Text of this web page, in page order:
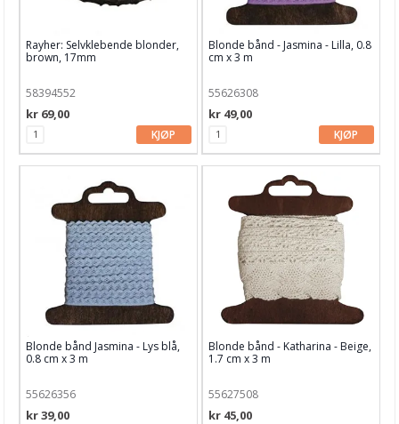
Rayher: Selvklebende blonder,
brown, 17mm
58394552
kr 69,00
KJØP
Blonde bånd - Jasmina - Lilla, 0.8
cm x 3 m
55626308
kr 49,00
KJØP
Blonde bånd Jasmina - Lys blå,
0.8 cm x 3 m
55626356
kr 39,00
Blonde bånd - Katharina - Beige,
1.7 cm x 3 m
55627508
kr 45,00